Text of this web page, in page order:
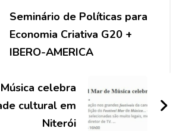
Seminário de Políticas para
Economia Criativa G20 +
IBERO-AMERICA
celebra
cultural em
Niterói